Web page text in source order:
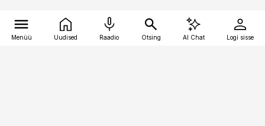
Menüü Uudised Raadio Otsing AI Chat Logi sisse